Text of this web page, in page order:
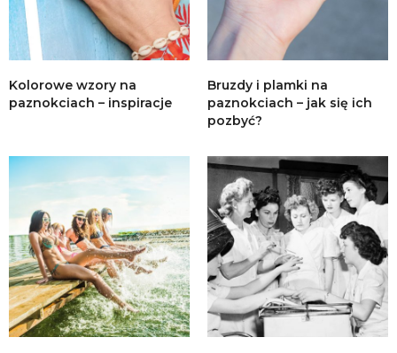
Kolorowe wzory na
paznokciach – inspiracje
Bruzdy i plamki na
paznokciach – jak się ich
pozbyć?